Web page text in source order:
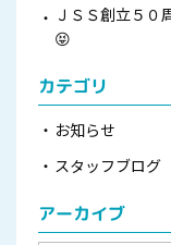
ＪＳＳ創立５０
😝
カテゴリ
お知らせ
スタッフブログ
アーカイブ